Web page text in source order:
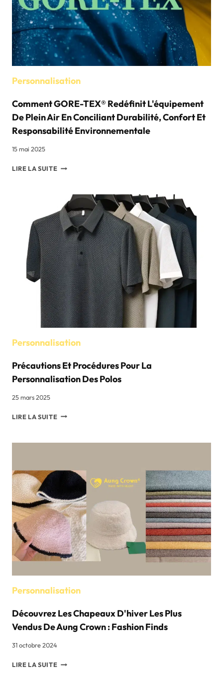
PAR
ÉTAPE
D'UN
FABRICANT
PROFESSIONNEL
Personnalisation
Comment GORE-TEX® Redéfinit L'équipement
De Plein Air En Conciliant Durabilité, Confort Et
Responsabilité Environnementale
15 mai 2025
LIRE LA SUITECOMMENT
REDÉFINIT
L'ÉQUIPEMENT
DE
PLEIN
AIR
EN
CONCILIANT
DURABILITÉ,
CONFORT
ET
RESPONSABILITÉ
ENVIRONNEMENTALE
Personnalisation
Précautions Et Procédures Pour La
Personnalisation Des Polos
25 mars 2025
LIRE LA SUITEPRÉCAUTIONS
POUR
POLOS
Personnalisation
Découvrez Les Chapeaux D'hiver Les Plus
Vendus De Aung Crown : Fashion Finds
31 octobre 2024
LIRE LA SUITEDÉCOUVREZ